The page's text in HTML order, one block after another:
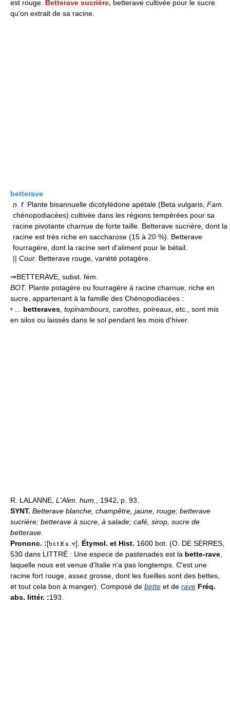
est rouge. Betterave sucrière, betterave cultivée pour le sucre
qu'on extrait de sa racine.
betterave
n. f. Plante bisannuelle dicotylédone apétale (Beta vulgaris, Fam.
chénopodiacées) cultivée dans les régions tempérées pour sa
racine pivotante charnue de forte taille. Betterave sucrière, dont la
racine est très riche en saccharose (15 à 20 %). Betterave
fourragère, dont la racine sert d'aliment pour le bétail.
|| Cour. Betterave rouge, variété potagère.
⇒BETTERAVE, subst. fém.
BOT. Plante potagère ou fourragère à racine charnue, riche en
sucre, appartenant à la famille des Chénopodiacées :
•
betteraves topinambours, carottes, poireaux, etc., sont mis
en silos ou laissés dans le sol pendant les mois d'hiver.
R. LALANNE, L'Alim. hum., 1942, p. 93.
SYNT. Betterave blanche, champêtre, jaune, rouge; betterave
sucrière; betterave à sucre, à salade; café, sirop, sucre de
betterave.
Prononc. :[ ]. Étymol. et Hist. 1600 bot. (O. DE SERRES,
530 dans LITTRÉ : Une espece de pastenades est la bette-rave
laquelle nous est venue d'Italie n'a pas longtemps. C'est une
racine fort rouge, assez grosse, dont les fueilles sont des bettes,
et tout cela bon à manger). Composé de bette et de rave Fréq.
abs. littér. :193.